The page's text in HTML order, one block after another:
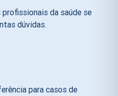
da saúde se
dúvidas.
para casos de